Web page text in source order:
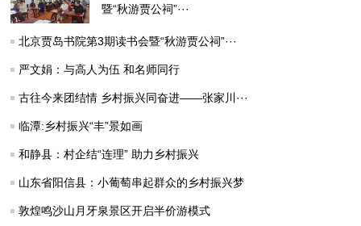
暨“秋游贾公祠”···
北京贾岛书院第3期读书会暨“秋游贾公祠”···
严文娟：与高人为伍 和名师同行
古往今来团结情 乡村振兴同奋进——张家川···
临潭:乡村振兴“丰”景如画
和静县：村企结“连理” 助力乡村振兴
山东省阳信县：小葡萄串起群众的乡村振兴梦
敦煌鸣沙山月牙泉景区开启半价游模式